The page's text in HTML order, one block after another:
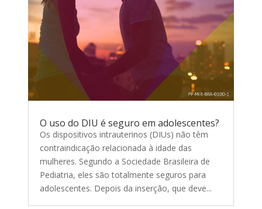
O uso do DIU é seguro em adolescentes?
Os dispositivos intrauterinos (DIUs) não têm
contraindicação relacionada à idade das
mulheres. Segundo a Sociedade Brasileira de
Pediatria, eles são totalmente seguros para
adolescentes. Depois da inserção, que deve...